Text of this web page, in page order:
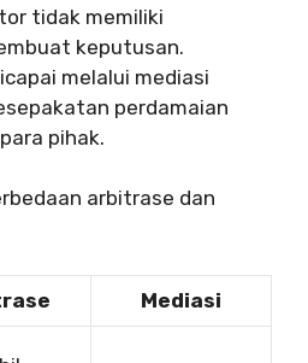
tidak memiliki
keputusan.
melalui mediasi
perdamaian
pihak.
arbitrase dan
Mediasi